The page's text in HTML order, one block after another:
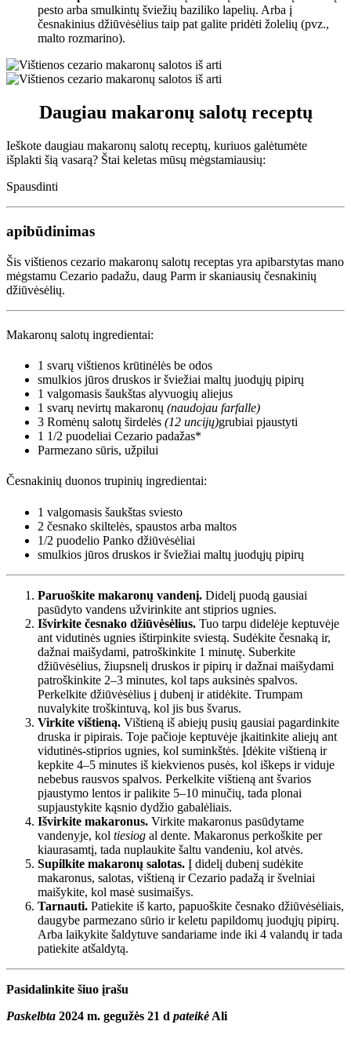
pesto arba smulkintų šviežių baziliko lapelių. Arba į
česnakinius džiūvėsėlius taip pat galite pridėti žolelių (pvz.,
malto rozmarino).
Daugiau makaronų salotų receptų
Ieškote daugiau makaronų salotų receptų, kuriuos galėtumėte
išplakti šią vasarą? Štai keletas mūsų mėgstamiausių:
Spausdinti
apibūdinimas
Šis vištienos cezario makaronų salotų receptas yra apibarstytas mano
mėgstamu Cezario padažu, daug Parm ir skaniausių česnakinių
džiūvėsėlių.
Makaronų salotų ingredientai:
1 svarų vištienos krūtinėlės be odos
smulkios jūros druskos ir šviežiai maltų juodųjų pipirų
1 valgomasis šaukštas alyvuogių aliejus
1 svarų nevirtų makaronų (naudojau farfalle)
3 Romėnų salotų širdelės (12 uncijų)grubiai pjaustyti
1 1/2 puodeliai Cezario padažas*
Parmezano sūris, užpilui
Česnakinių duonos trupinių ingredientai:
1 valgomasis šaukštas sviesto
2 česnako skiltelės, spaustos arba maltos
1/2 puodelio Panko džiūvėsėliai
smulkios jūros druskos ir šviežiai maltų juodųjų pipirų
Paruoškite makaronų vandenį. Didelį puodą gausiai
pasūdyto vandens užvirinkite ant stiprios ugnies.
Išvirkite česnako džiūvėsėlius. Tuo tarpu didelėje keptuvėje
ant vidutinės ugnies ištirpinkite sviestą. Sudėkite česnaką ir,
dažnai maišydami, patroškinkite 1 minutę. Suberkite
džiūvėsėlius, žiupsnelį druskos ir pipirų ir dažnai maišydami
patroškinkite 2–3 minutes, kol taps auksinės spalvos.
Perkelkite džiūvėsėlius į dubenį ir atidėkite. Trumpam
nuvalykite troškintuvą, kol jis bus švarus.
Virkite vištieną. Vištieną iš abiejų pusių gausiai pagardinkite
druska ir pipirais. Toje pačioje keptuvėje įkaitinkite aliejų ant
vidutinės-stiprios ugnies, kol suminkštės. Įdėkite vištieną ir
kepkite 4–5 minutes iš kiekvienos pusės, kol iškeps ir viduje
nebebus rausvos spalvos. Perkelkite vištieną ant švarios
pjaustymo lentos ir palikite 5–10 minučių, tada plonai
supjaustykite kąsnio dydžio gabalėliais.
Išvirkite makaronus. Virkite makaronus pasūdytame
vandenyje, kol tiesiog al dente. Makaronus perkoškite per
kiaurasamtį, tada nuplaukite šaltu vandeniu, kol atvės.
Supilkite makaronų salotas. Į didelį dubenį sudėkite
makaronus, salotas, vištieną ir Cezario padažą ir švelniai
maišykite, kol masė susimaišys.
Tarnauti. Patiekite iš karto, papuoškite česnako džiūvėsėliais,
daugybe parmezano sūrio ir keletu papildomų juodųjų pipirų.
Arba laikykite šaldytuve sandariame inde iki 4 valandų ir tada
patiekite atšaldytą.
Pasidalinkite šiuo įrašu
Paskelbta 2024 m. gegužės 21 d pateikė Ali